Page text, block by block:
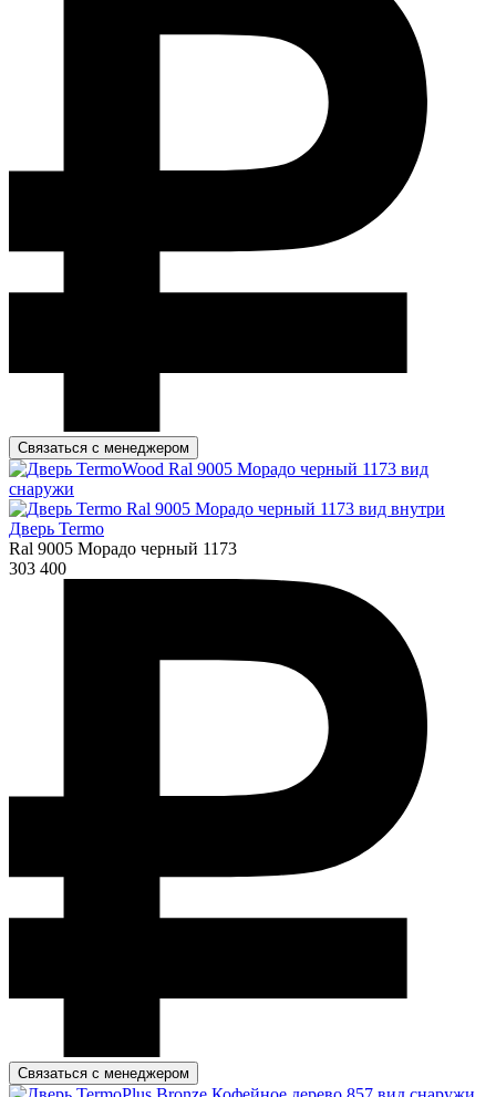
Связаться с менеджером
Дверь Termo
Ral 9005 Морадо черный 1173
303 400
Связаться с менеджером